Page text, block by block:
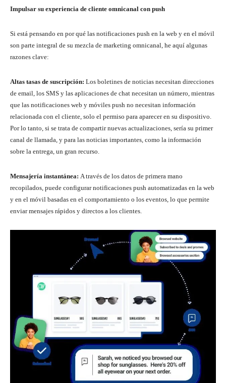
Impulsar su experiencia de cliente omnicanal con push
Si está pensando en por qué las notificaciones push en la web y en el móvil
son parte integral de su mezcla de marketing omnicanal, he aquí algunas
razones clave:
Altas tasas de suscripción: Los boletines de noticias necesitan direcciones
de email, los SMS y las aplicaciones de chat necesitan un número, mientras
que las notificaciones web y móviles push no necesitan información
relacionada con el cliente, solo el permiso para aparecer en su dispositivo.
Por lo tanto, si se trata de compartir nuevas actualizaciones, sería su primer
canal de llamada, y para las noticias importantes, como la información
sobre la entrega, un gran recurso.
Mensajería instantánea: A través de los datos de primera mano
recopilados, puede configurar notificaciones push automatizadas en la web
y en el móvil basadas en el comportamiento o los eventos, lo que permite
enviar mensajes rápidos y directos a los clientes.